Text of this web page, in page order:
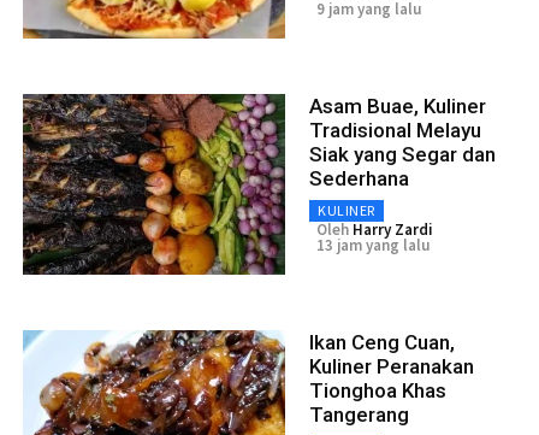
9 jam yang lalu
Asam Buae, Kuliner
Tradisional Melayu
Siak yang Segar dan
Sederhana
KULINER
Oleh Harry Zardi
13 jam yang lalu
Ikan Ceng Cuan,
Kuliner Peranakan
Tionghoa Khas
Tangerang